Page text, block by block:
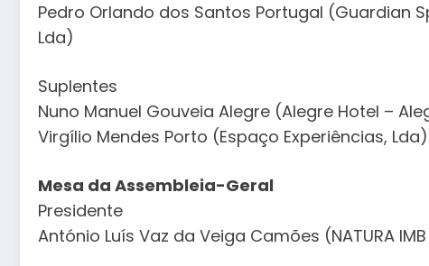
Pedro Orlando dos Santos Portugal (Guardian
Lda)
Suplentes
Nuno Manuel Gouveia Alegre (Alegre Hotel –
Virgílio Mendes Porto (Espaço Experiências, Lda)
Mesa da Assembleia-Geral
Presidente
António Luís Vaz da Veiga Camões (NATURA IMB